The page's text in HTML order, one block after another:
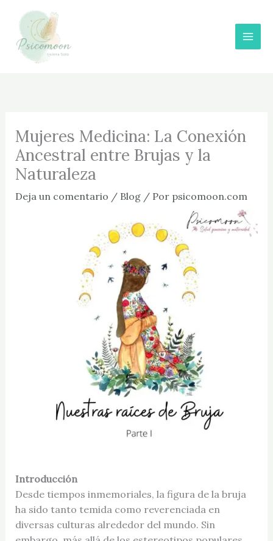
contenido
Mujeres Medicina: La Conexión
Ancestral entre Brujas y la
Naturaleza
Deja un comentario / Blog/ Por psicomoon.com
Introducción
Desde tiempos inmemoriales, la figura de la bruja
ha sido tanto temida como reverenciada en
diversas culturas alrededor del mundo. Sin